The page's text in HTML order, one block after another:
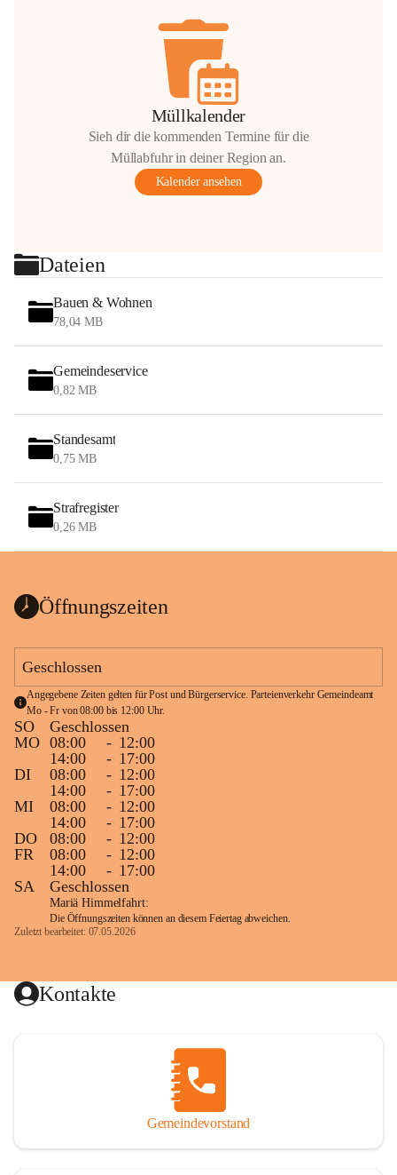
Müllkalender
Sieh dir die kommenden Termine für die
Müllabfuhr in deiner Region an.
Kalender ansehen
Dateien
Bauen & Wohnen
78,04 MB
Gemeindeservice
0,82 MB
Standesamt
0,75 MB
Strafregister
0,26 MB
Öffnungszeiten
Geschlossen
Angegebene Zeiten gelten für Post und Bürgerservice. Parteienverkehr Gemeindeamt
Mo - Fr von 08:00 bis 12:00 Uhr.
SO
Geschlossen
MO 08:00 - 12:00
14:00
- 17:00
DI
08:00 - 12:00
14:00
- 17:00
MI
08:00 - 12:00
14:00
- 17:00
DO
08:00 - 12:00
FR
08:00 - 12:00
14:00
- 17:00
SA
Geschlossen
Mariä Himmelfahrt:
Die Öffnungszeiten können an diesem Feiertag abweichen.
Zuletzt bearbeitet: 07.05.2026
Kontakte
Gemeindevorstand